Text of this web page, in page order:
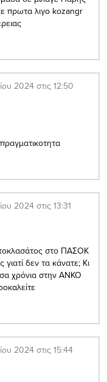
πρωτα λιγο kozangr
2024 στις 12:50
2024 στις 13:31
στο ΠΑΣΟΚ
δεν τα κάνατε; Κι
χρόνια στην ΑΝΚΟ
2024 στις 15:44